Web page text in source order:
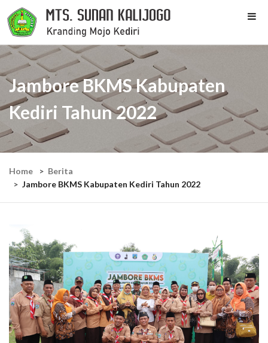
Home
Berita
Jambore BKMS Kabupaten Kediri Tahun 2022
Jambore BKMS Kabupaten
Kediri Tahun 2022